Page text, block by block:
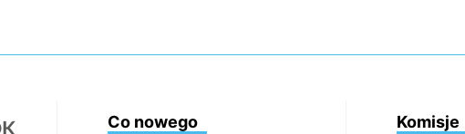
Co nowego Komisje